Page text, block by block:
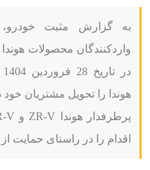
به گزارش مثبت
واردکنندگان محصولات
هوندا را تحویل مشتریان
اقدام را در راستای حمایت